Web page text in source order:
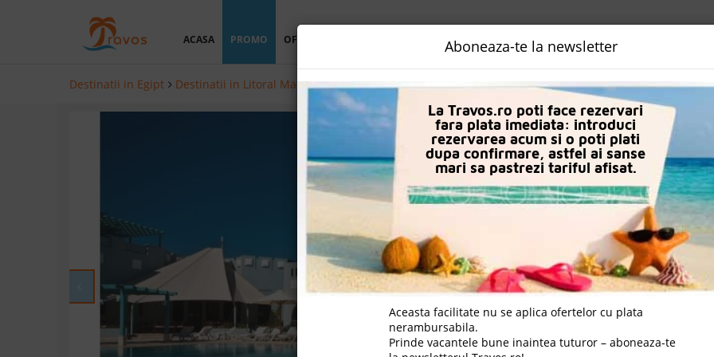
ACASA PROMO OFERTA PERSONALIZATA DESTINATII LOGIN
Destinatii in Egipt Destinatii in Litoral Marea Rosie Hoteluri in El Gouna Hotel Fanadir El Gouna
Aboneaza-te la newsletter
La Travos.ro poti face rezervari
fara plata imediata: introduci
rezervarea acum si o poti plati
dupa confirmare, astfel ai sanse
mari sa pastrezi tariful afisat.
Aceasta facilitate nu se aplica ofertelor cu plata
nerambursabila.
Prinde vacantele bune inaintea tuturor – aboneaza-te